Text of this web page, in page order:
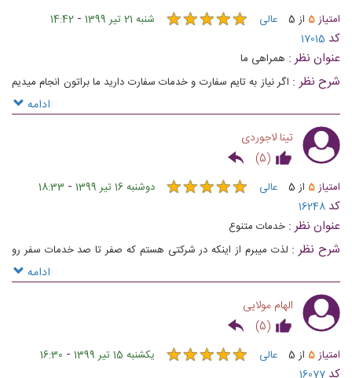
امتیاز5 از 5 عالی ★★★★★
★★★★★ شنبه 21 تیر 1399 -
14:42
کد 17015
عنوان نظر : همراهی ما
شرح نظر : اگر نیاز به تایم سفارت و خدمات سفارت دارید ما براتون انجام میدیم
ادامه
تینا لاجوردی
(
5
)
امتیاز5 از 5 عالی ★★★★★
★★★★★ دوشنبه 16 تیر 1399 -
18:33
کد 16248
عنوان نظر : خدمات متنوع
شرح نظر : لذت میبرم از اینکه در شرکتی هستم که صفر تا صد خدمات سفر رو
ادامه
الهام مولایی
(
5
)
امتیاز5 از 5 عالی ★★★★★
★★★★★ یکشنبه 15 تیر 1399 -
16:30